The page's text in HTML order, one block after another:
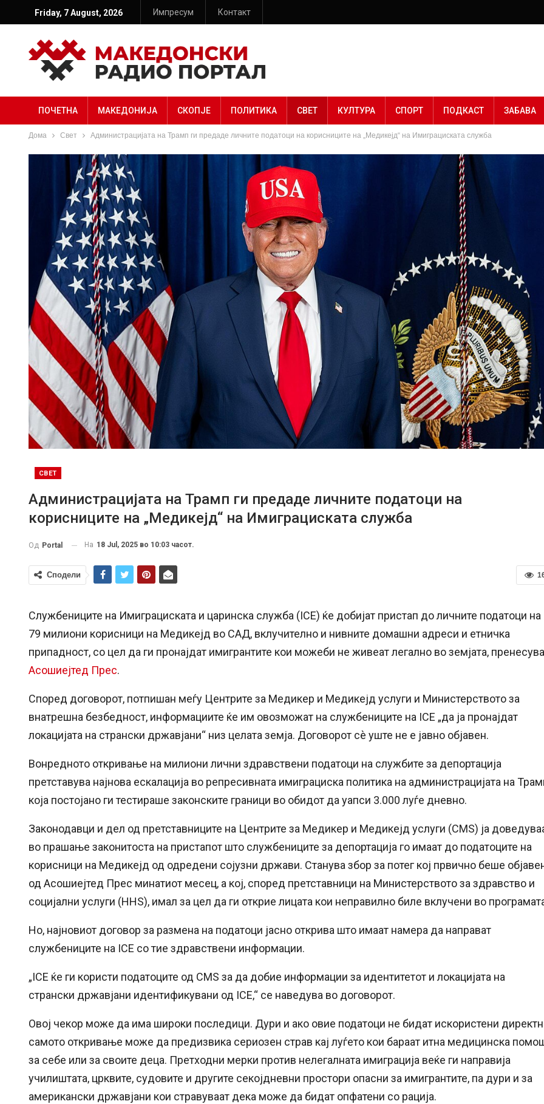
Friday, 7 August, 2026 Импресум Контакт
ПОЧЕТНА МАКЕДОНИЈА СКОПЈЕ ПОЛИТИКА СВЕТ КУЛТУРА СПОРТ ПОДКАСТ ЗАБАВА
Дома Свет Администрацијата на Трамп ги предаде личните податоци на корисниците на „Медикејд“ на Имиграциската служба
СВЕТ
Администрацијата на Трамп ги предаде личните податоци на
корисниците на „Медикејд“ на Имиграциската служба
Од Portal На 18 Jul, 2025 во 10:03 часот.
Сподели
Службениците на Имиграциската и царинска служба (ICE) ќе добијат пристап до личните податоци на
79 милиони корисници на Медикејд во САД, вклучително и нивните домашни адреси и етничка
припадност, со цел да ги пронајдат имигрантите кои можеби не живеат легално во земјата, пренесува
Асошиејтед Прес.
Според договорот, потпишан меѓу Центрите за Медикер и Медикејд услуги и Министерството за
внатрешна безбедност, информациите ќе им овозможат на службениците на ICE „да ја пронајдат
локацијата на странски државјани“ низ целата земја. Договорот сè уште не е јавно објавен.
Вонредното откривање на милиони лични здравствени податоци на службите за депортација
претставува најнова ескалација во репресивната имиграциска политика на администрацијата на
која постојано ги тестираше законските граници во обидот да уапси 3.000 луѓе дневно.
Законодавци и дел од претставниците на Центрите за Медикер и Медикејд услуги (CMS) ја
во прашање законитоста на пристапот што службениците за депортација го имаат до податоците на
корисници на Медикејд од одредени сојузни држави. Станува збор за потег кој првично беше
од Асошиејтед Прес минатиот месец, а кој, според претставници на Министерството за здравство и
социјални услуги (HHS), имал за цел да ги открие лицата кои неправилно биле вклучени во
Но, најновиот договор за размена на податоци јасно открива што имаат намера да направат
службениците на ICE со тие здравствени информации.
„ICE ќе ги користи податоците од CMS за да добие информации за идентитетот и локацијата на
странски државјани идентификувани од ICE,“ се наведува во договорот.
Овој чекор може да има широки последици. Дури и ако овие податоци не бидат искористени
самото откривање може да предизвика сериозен страв кај луѓето кои бараат итна медицинска
за себе или за своите деца. Претходни мерки против нелегалната имиграција веќе ги направија
училиштата, црквите, судовите и другите секојдневни простори опасни за имигрантите, па дури и за
американски државјани кои стравуваат дека може да бидат опфатени со рација.